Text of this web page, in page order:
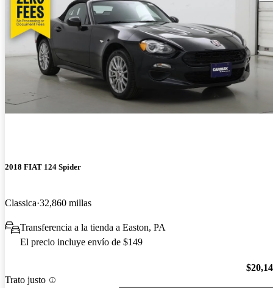
2018 FIAT 124 Spider
Classica 32,860 millas
Transferencia a la tienda a Easton, PA
El precio incluye envío de $149
Trato justo